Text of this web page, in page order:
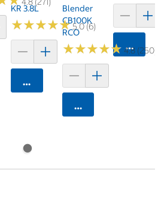
기
KR 3.8L
★★★★★
★★★★★5.0 (6)
카트에 담기
Blender
CB100K
RCO
★★★★★
★★★★★ 4.8 (250)
카트에 담기
카트에